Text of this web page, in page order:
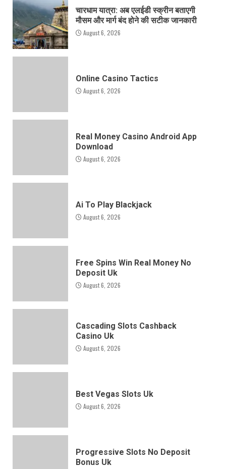
चारधाम यात्रा: अब एलईडी स्क्रीन बताएगी
मौसम और मार्ग बंद होने की सटीक जानकारी
August 6, 2026
Online Casino Tactics
August 6, 2026
Real Money Casino Android App
Download
August 6, 2026
Ai To Play Blackjack
August 6, 2026
Free Spins Win Real Money No
Deposit Uk
August 6, 2026
Cascading Slots Cashback
Casino Uk
August 6, 2026
Best Vegas Slots Uk
August 6, 2026
Progressive Slots No Deposit
Bonus Uk